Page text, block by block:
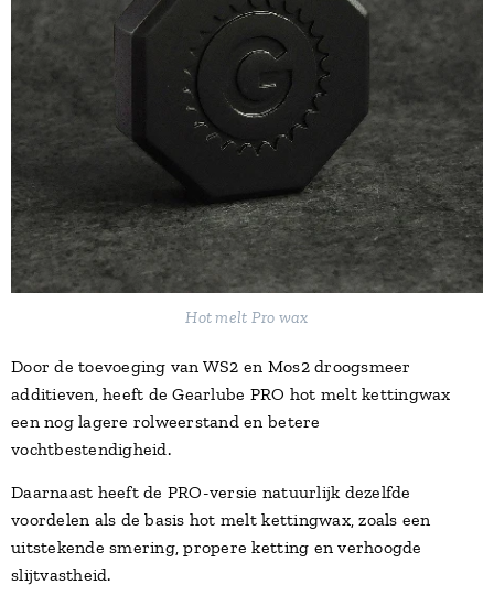
Hot melt Pro wax
Door de toevoeging van WS2 en Mos2 droogsmeer
additieven, heeft de Gearlube PRO hot melt kettingwax
een nog lagere rolweerstand en betere
vochtbestendigheid.
Daarnaast heeft de PRO-versie natuurlijk dezelfde
voordelen als de basis hot melt kettingwax, zoals een
uitstekende smering, propere ketting en verhoogde
slijtvastheid.